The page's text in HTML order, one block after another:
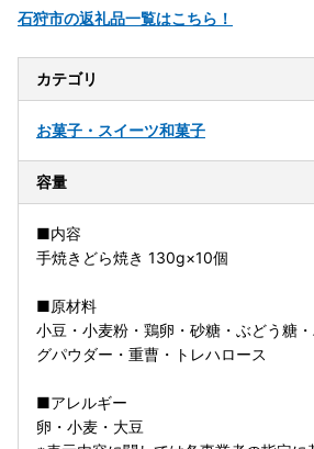
石狩市の返礼品一覧はこちら！
カテゴリ
お菓子・スイーツ和菓子
容量
■内容
手焼きどら焼き 130g×10個
■原材料
小豆・小麦粉・鶏卵・砂糖・ぶどう糖
グパウダー・重曹・トレハロース
■アレルギー
卵・小麦・大豆